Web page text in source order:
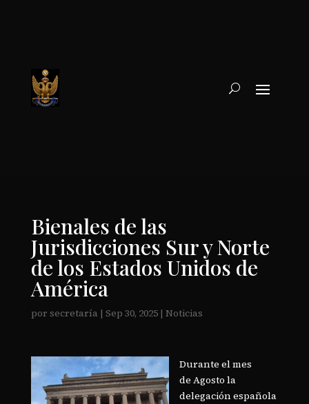
Bienales de las
Jurisdicciones Sur y Norte
de los Estados Unidos de
América
por secretaría | Sep 30, 2025| Noticias
Durante el mes
de Agosto la
delegación española